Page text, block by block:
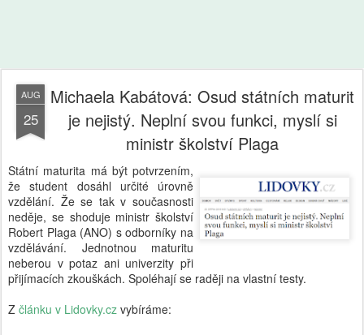
AUG
25
Michaela Kabátová: Osud státních maturit
je nejistý. Neplní svou funkci, myslí si
ministr školství Plaga
Státní maturita má být potvrzením,
že student dosáhl určité úrovně
vzdělání. Že se tak v současnosti
neděje, se shoduje ministr školství
Robert Plaga (ANO) s odborníky na
vzdělávání. Jednotnou maturitu
neberou v potaz ani univerzity při
přijímacích zkouškách. Spoléhají se raději na vlastní testy.
Z článku v Lidovky.cz vybíráme: